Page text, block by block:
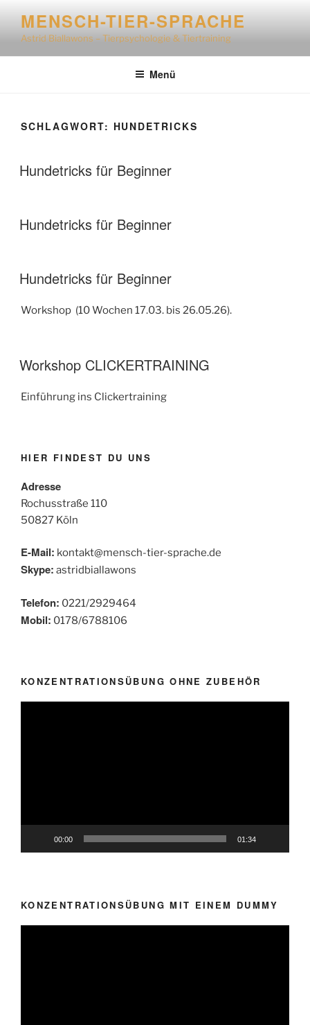
Inhalt
springen
MENSCH-TIER-SPRACHE
Astrid Biallawons – Tierpsychologie & Tiertraining
Menü
SCHLAGWORT: HUNDETRICKS
Hundetricks für Beginner
Hundetricks für Beginner
Hundetricks für Beginner
Workshop (10 Wochen 17.03. bis 26.05.26).
Workshop CLICKERTRAINING
Einführung ins Clickertraining
HIER FINDEST DU UNS
Adresse
Rochusstraße 110
50827 Köln
E-Mail: kontakt@mensch-tier-sprache.de
Skype: astridbiallawons
Telefon: 0221/2929464
Mobil: 0178/6788106
KONZENTRATIONSÜBUNG OHNE ZUBEHÖR
00:00 01:34
KONZENTRATIONSÜBUNG MIT EINEM DUMMY